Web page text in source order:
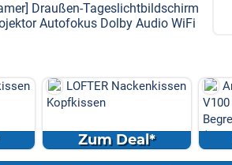
Draußen-Tageslichtbildschirm
Autofokus Dolby Audio WiFi
Amazon: YARDCARE
V100 Mähroboter OHNE
(Kamera/Visi...
Zum Deal*
Min.